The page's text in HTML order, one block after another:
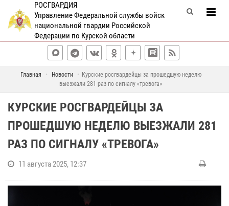
РОСГВАРДИЯ
Управление Федеральной службы войск
национальной гвардии Российской
Федерации по Курской области
Главная Новости
Курские росгвардейцы за прошедшую неделю
выезжали 281 раз по сигналу «тревога»
КУРСКИЕ РОСГВАРДЕЙЦЫ ЗА
ПРОШЕДШУЮ НЕДЕЛЮ ВЫЕЗЖАЛИ 281
РАЗ ПО СИГНАЛУ «ТРЕВОГА»
11 августа 2025, 12:37